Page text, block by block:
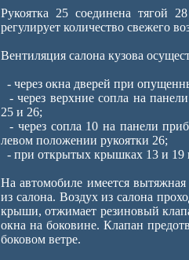
Рукоятка 25 соединена тягой
регулирует количество свежего
Вентиляция салона кузова
- через окна дверей при
- через верхние сопла на
25 и 26;
- через сопла 10 на панели
левом положении рукоятки 26;
- при открытых крышках 13 и 19
На автомобиле имеется
из салона. Воздух из салона
крыши, отжимает резиновый
окна на боковине. Клапан
боковом ветре.